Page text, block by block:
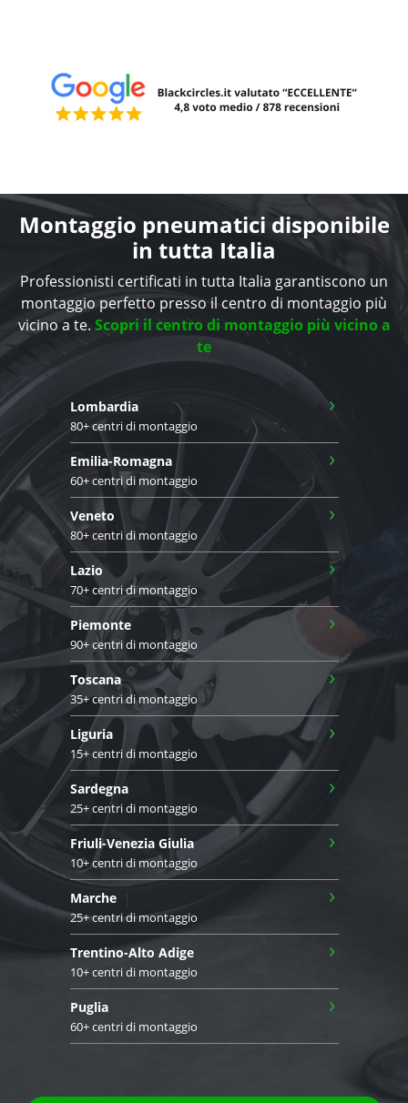
Montaggio pneumatici disponibile
in tutta Italia
Professionisti certificati in tutta Italia garantiscono un
montaggio perfetto presso il centro di montaggio più
vicino a te. Scopri il centro di montaggio più vicino a
te
Lombardia
80+ centri di montaggio
›
Emilia-Romagna
60+ centri di montaggio
›
Veneto
80+ centri di montaggio
›
Lazio
70+ centri di montaggio
›
Piemonte
90+ centri di montaggio
›
Toscana
35+ centri di montaggio
›
Liguria
15+ centri di montaggio
›
Sardegna
25+ centri di montaggio
›
Friuli-Venezia Giulia
10+ centri di montaggio
›
Marche
25+ centri di montaggio
›
Trentino-Alto Adige
10+ centri di montaggio
›
Puglia
60+ centri di montaggio
›